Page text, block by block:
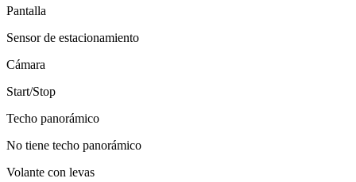
Pantalla
Sensor de estacionamiento
Cámara
Start/Stop
Techo panorámico
No tiene techo panorámico
Volante con levas